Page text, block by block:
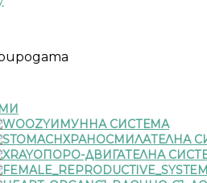
ИМУННА СИСТЕМА
ХРАНОСМИЛАТЕЛНА
ОПОРО-ДВИГАТЕЛНА